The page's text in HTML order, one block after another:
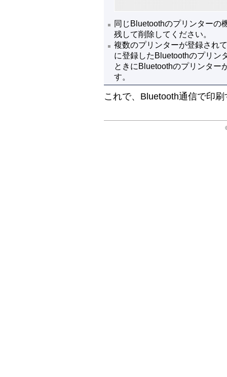
同じBluetoothのプリンターの
残して削除してください。
複数のプリンターが登録され
に登録したBluetoothのプリン
ときにBluetoothのプリンター
す。
これで、Bluetooth通信で印